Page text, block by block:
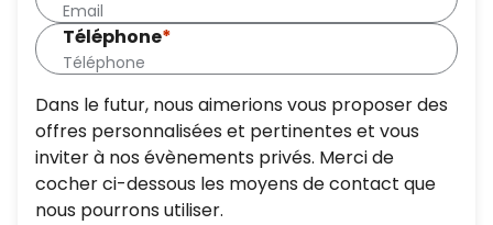
Téléphone*
Dans le futur, nous aimerions vous proposer des
offres personnalisées et pertinentes et vous
inviter à nos évènements privés. Merci de
cocher ci-dessous les moyens de contact que
nous pourrons utiliser.